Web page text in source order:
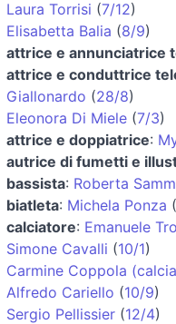
Laura Torrisi (7/12)
Elisabetta Balia (8/9)
attrice e annunciatrice
attrice e conduttrice
Giallonardo (28/8)
Eleonora Di Miele (7/3)
attrice e doppiatrice:
autrice di fumetti e
bassista: Roberta
biatleta: Michela Ponza (
calciatore: Emanuele
Simone Cavalli (10/1)
Carmine Coppola
Alfredo Cariello (10/9)
Sergio Pellissier (12/4)